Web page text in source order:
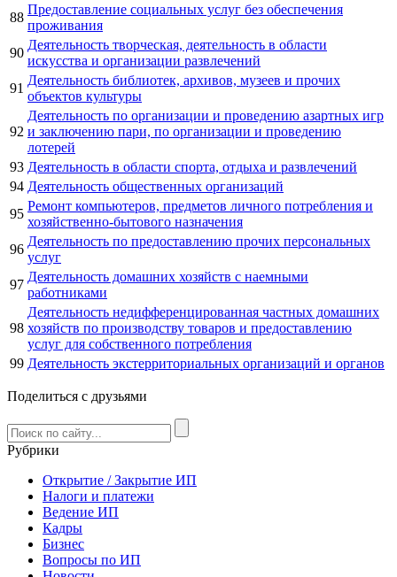
88
Предоставление социальных услуг без обеспечения
проживания
90
Деятельность творческая, деятельность в области
искусства и организации развлечений
91
Деятельность библиотек, архивов, музеев и прочих
объектов культуры
92
Деятельность по организации и проведению азартных игр
и заключению пари, по организации и проведению
лотерей
93 Деятельность в области спорта, отдыха и развлечений
94 Деятельность общественных организаций
95
Ремонт компьютеров, предметов личного потребления и
хозяйственно-бытового назначения
96
Деятельность по предоставлению прочих персональных
услуг
97
Деятельность домашних хозяйств с наемными
работниками
98
Деятельность недифференцированная частных домашних
хозяйств по производству товаров и предоставлению
услуг для собственного потребления
99 Деятельность экстерриториальных организаций и органов
Поделиться с друзьями
Рубрики
Открытие / Закрытие ИП
Налоги и платежи
Ведение ИП
Кадры
Бизнес
Вопросы по ИП